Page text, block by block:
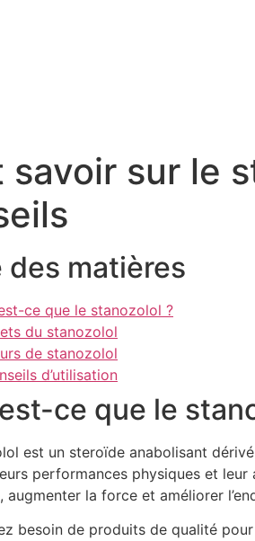
savoir sur le
des matières
ce que le stanozolol ?
du stanozolol
de stanozolol
d’utilisation
ce que le
est un steroïde anabolisant
performances physiques et
augmenter la force et améliorer
besoin de produits de qualité